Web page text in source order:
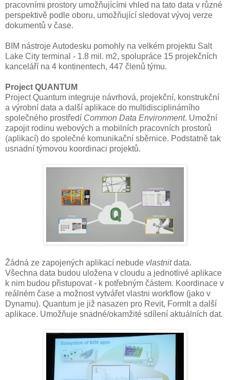
pracovními prostory umožňujícími vhled na tato data v různé
perspektivě podle oboru, umožňující sledovat vývoj verze
dokumentů v čase.
BIM nástroje Autodesku pomohly na velkém projektu Salt
Lake City terminal - 1.8 mil. m2, spolupráce 15 projekčních
kanceláří na 4 kontinentech, 447 členů týmu.
Project QUANTUM
Project Quantum integruje návrhová, projekční, konstrukční
a výrobní data a další aplikace do multidisciplinárního
společného prostředí Common Data Environment. Umožní
zapojit rodinu webových a mobilních pracovních prostorů
(aplikací) do společné komunikační sběrnice. Podstatně tak
usnadní týmovou koordinaci projektů.
Žádná ze zapojených aplikací nebude vlastnitdata.
Všechna data budou uložena v cloudu a jednotlivé aplikace
k nim budou přistupovat - k potřebným částem. Koordinace v
reálném čase a možnost vytvářet vlastni workflow (jako v
Dynamu). Quantum je již nasazen pro Revit, FormIt a další
aplikace. Umožňuje snadné/okamžité sdílení aktuálních dat.